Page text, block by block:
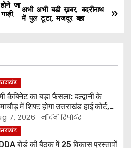
अभी अभी बडी ख़बर, बदरीनाथ
में पुल टूटा, मजदूर बहा
जा
कैबिनेट का बड़ा फैसला: हल्द्वानी के
में शिफ्ट होगा उत्तराखंड हाई कोर्ट,
महत्वपूर्ण फैसले
7, 2026 नॉर्दर्न रिपोर्टर
बोर्ड की बैठक में 25 विकास प्रस्तावों